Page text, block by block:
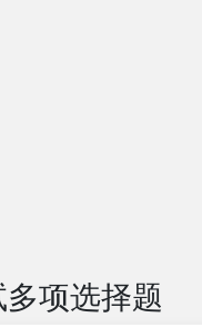
项选择题